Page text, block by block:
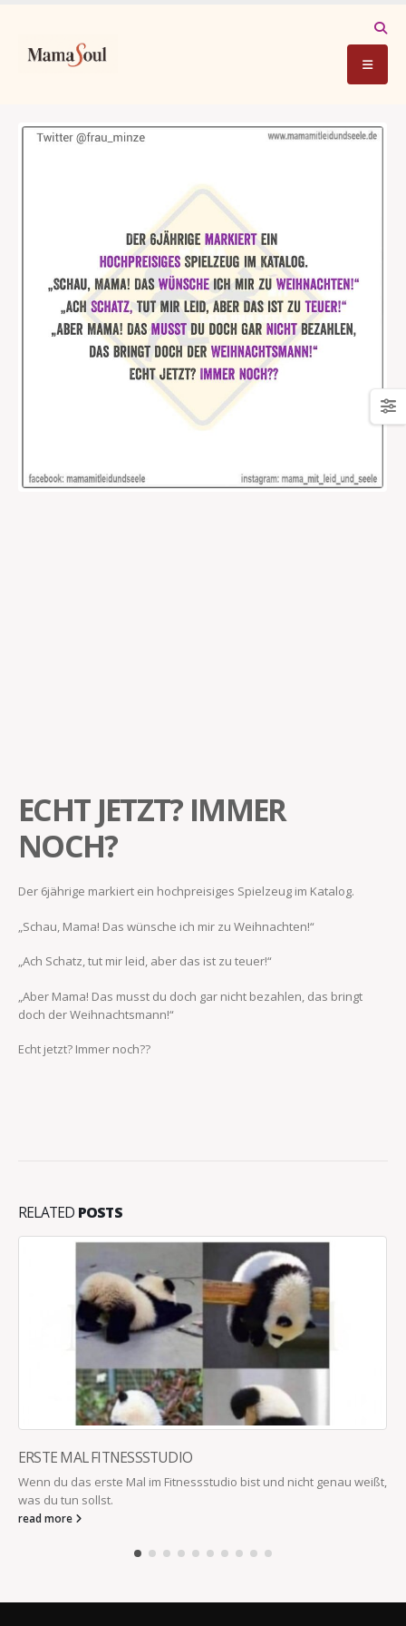
ECHT JETZT? IMMER
NOCH?
Der 6jährige markiert ein hochpreisiges Spielzeug im Katalog.
„Schau, Mama! Das wünsche ich mir zu Weihnachten!“
„Ach Schatz, tut mir leid, aber das ist zu teuer!“
„Aber Mama! Das musst du doch gar nicht bezahlen, das bringt
doch der Weihnachtsmann!“
Echt jetzt? Immer noch??
RELATED POSTS
ERSTE MAL FITNESSSTUDIO
Wenn du das erste Mal im Fitnessstudio bist und nicht genau weißt,
was du tun sollst.
read more